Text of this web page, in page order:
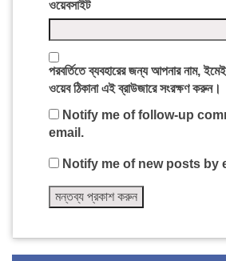
ওয়েবসাইট
পরবর্তিতে ব্যবহারের জন্য আপনার নাম,
ওয়েব ঠিকানা এই ব্রাউজারে সংরক্ষণ করুন।
Notify me of follow-up
email.
Notify me of new posts by